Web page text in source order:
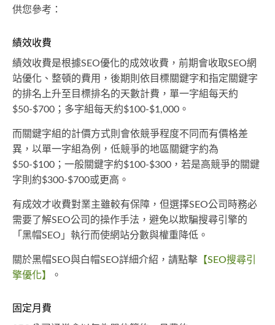
供您參考：
績效收費
績效收費是根據SEO優化的成效收費，前期會收取SEO網
站優化、整頓的費用，後期則依目標關鍵字和指定關鍵字
的排名上升至目標排名的天數計費，單一字組每天約
$50-$700；多字組每天約$100-$1,000。
而關鍵字組的計價方式則會依競爭程度不同而有價格差
異，以單一字組為例，低競爭的地區關鍵字約為
$50-$100；一般關鍵字約$100-$300，若是高競爭的關鍵
字則約$300-$700或更高。
有成效才收費對業主雖較有保障，但選擇SEO公司時務必
需要了解SEO公司的操作手法，避免以欺騙搜尋引擎的
「黑帽SEO」執行而使網站分數與權重降低。
關於黑帽SEO與白帽SEO詳細介紹，請點擊 【SEO搜尋引
擎優化】
。
固定月費